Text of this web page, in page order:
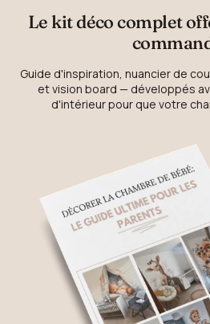
Le kit déco complet
Guide d'inspiration, nuancier de
et vision board — développés
d'intérieur pour que votre